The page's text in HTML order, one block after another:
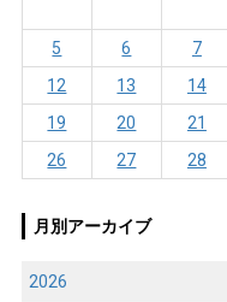
5
6 7
12
13 14
19
20 21
26
27 28
月別アーカイブ
2026